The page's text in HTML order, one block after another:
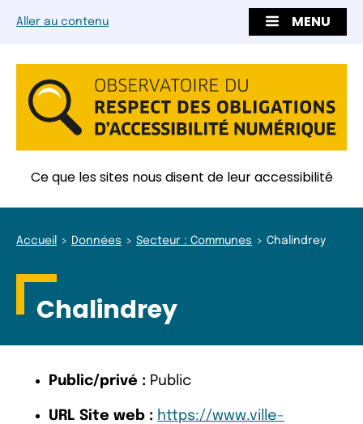
Aller au contenu MENU
Ce que les sites nous disent de leur accessibilité
Accueil Données Secteur : Communes Chalindrey
Chalindrey
Public/privé : Public
URL Site web : https://www.ville-